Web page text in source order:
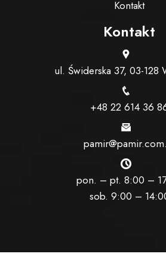
Kontakt
Kontakt
ul. Świderska 37, 03-128
+48 22 614 36
pon. – pt. 8:00 –
sob. 9:00 –